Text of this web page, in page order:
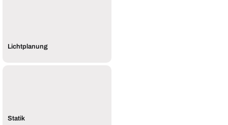
Lichtplanung
Statik